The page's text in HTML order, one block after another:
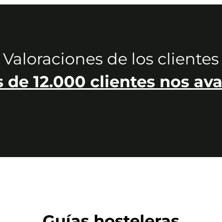
Valoraciones de los clientes
de 12.000 clientes nos